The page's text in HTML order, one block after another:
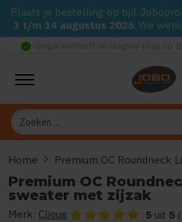
Plaats je bestelling op tijd.
3 t/m 14 augustus 2026. We
check_circle
Zoeken
Home chevron_right Premium OC Roundneck
Premium OC
sweater met zijzak
Merk: Clique De beoordeling van dit
5 uit 5